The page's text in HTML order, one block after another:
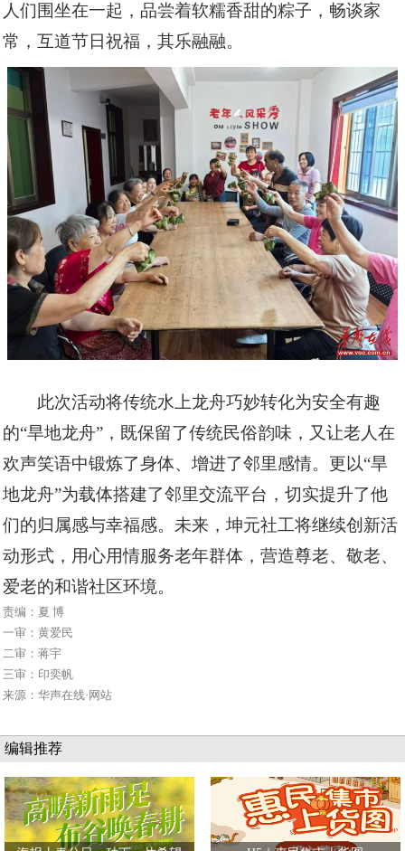
人们围坐在一起，品尝着软糯香甜的粽子，畅谈家
常，互道节日祝福，其乐融融。
此次活动将传统水上龙舟巧妙转化为安全有趣
的“旱地龙舟”，既保留了传统民俗韵味，又让老人在
欢声笑语中锻炼了身体、增进了邻里感情。更以“旱
地龙舟”为载体搭建了邻里交流平台，切实提升了他
们的归属感与幸福感。未来，坤元社工将继续创新活
动形式，用心用情服务老年群体，营造尊老、敬老、
爱老的和谐社区环境。
责编：夏 博
一审：黄爱民
二审：蒋宇
三审：印奕帆
来源：华声在线·网站
编辑推荐